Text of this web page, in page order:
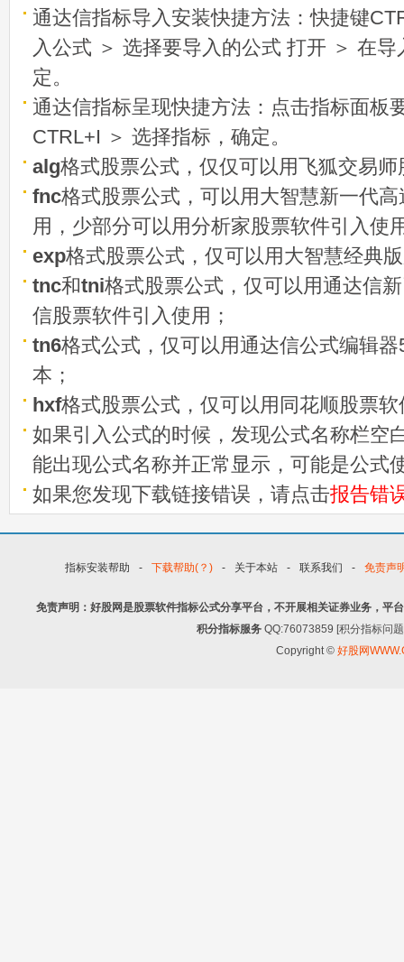
通达信指标导入安装快捷方法：快捷键
入公式 ＞ 选择要导入的公式 打开 ＞ 在
定。
通达信指标呈现快捷方法：点击指标面板
CTRL+I ＞ 选择指标，确定。
alg格式股票公式，仅仅可以用飞狐交易
fnc格式股票公式，可以用大智慧新一代
用，少部分可以用分析家股票软件引入使
exp格式股票公式，仅可以用大智慧经典
tnc和tni格式股票公式，仅可以用通达信
信股票软件引入使用；
tn6格式公式，仅可以用通达信公式编辑
本；
hxf格式股票公式，仅可以用同花顺股票
如果引入公式的时候，发现公式名称栏空
能出现公式名称并正常显示，可能是公式
如果您发现下载链接错误，请点击报告错
指标安装帮助 - 下载帮助(？) - 关于本站 - 联系我们 - 免责声
免责声明：好股网是股票软件指标公式分享平台，不开展相关证券业务，平
积分指标服务 QQ:76073859 [积分指标问
Copyright © 好股网